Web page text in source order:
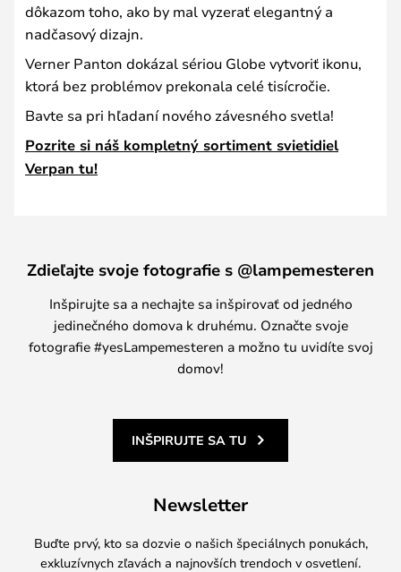
dôkazom toho, ako by mal vyzerať elegantný a
nadčasový dizajn.
Verner Panton dokázal sériou Globe vytvoriť ikonu,
ktorá bez problémov prekonala celé tisícročie.
Bavte sa pri hľadaní nového závesného svetla!
Pozrite si náš kompletný sortiment svietidiel
Verpan tu!
Zdieľajte svoje fotografie s @lampemesteren
Inšpirujte sa a nechajte sa inšpirovať od jedného
jedinečného domova k druhému. Označte svoje
fotografie #yesLampemesteren a možno tu uvidíte svoj
domov!
INŠPIRUJTE SA TU
Newsletter
Buďte prvý, kto sa dozvie o našich špeciálnych ponukách,
exkluzívnych zľavách a najnovších trendoch v osvetlení.